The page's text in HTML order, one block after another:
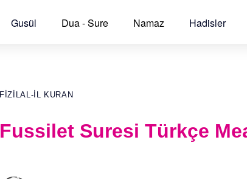
Gusül Dua - Sure Namaz Hadisler
FIZILAL-IL KURAN
Fussilet Suresi Türkçe